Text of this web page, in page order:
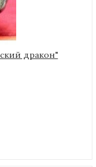
дракон"